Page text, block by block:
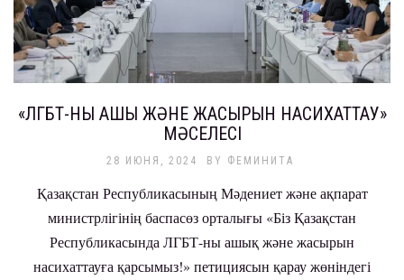
«ЛГБТ-НЫ АШЫҚ ЖӘНЕ ЖАСЫРЫН НАСИХАТТАУ»
МӘСЕЛЕСІ
28 ИЮНЯ, 2024 BY ФЕМИНИТА
Қазақстан Республикасының Мәдениет және ақпарат
министрлігінің баспасөз орталығы «Біз Қазақстан
Республикасында ЛГБТ-ны ашық және жасырын
насихаттауға қарсымыз!» петициясын қарау жөніндегі